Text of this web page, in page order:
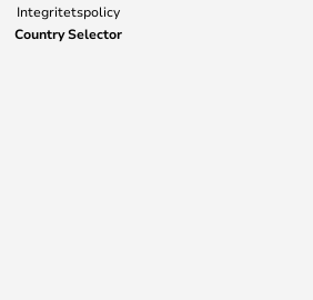
Integritetspolicy
Country Selector